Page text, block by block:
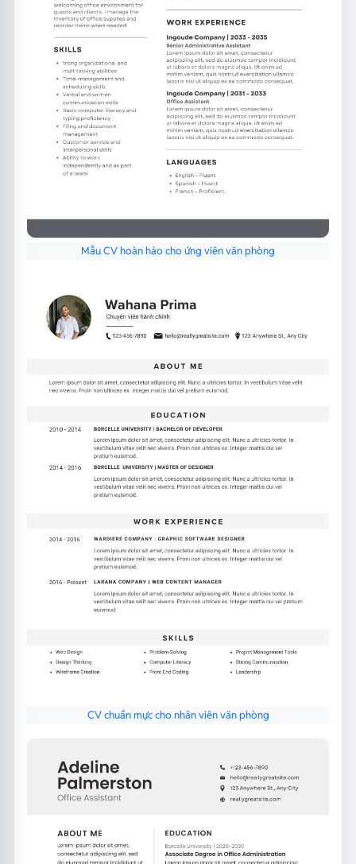
Mẫu CV hoàn hảo cho ứng viên văn phòng
CV chuẩn mực cho nhân viên văn phòng